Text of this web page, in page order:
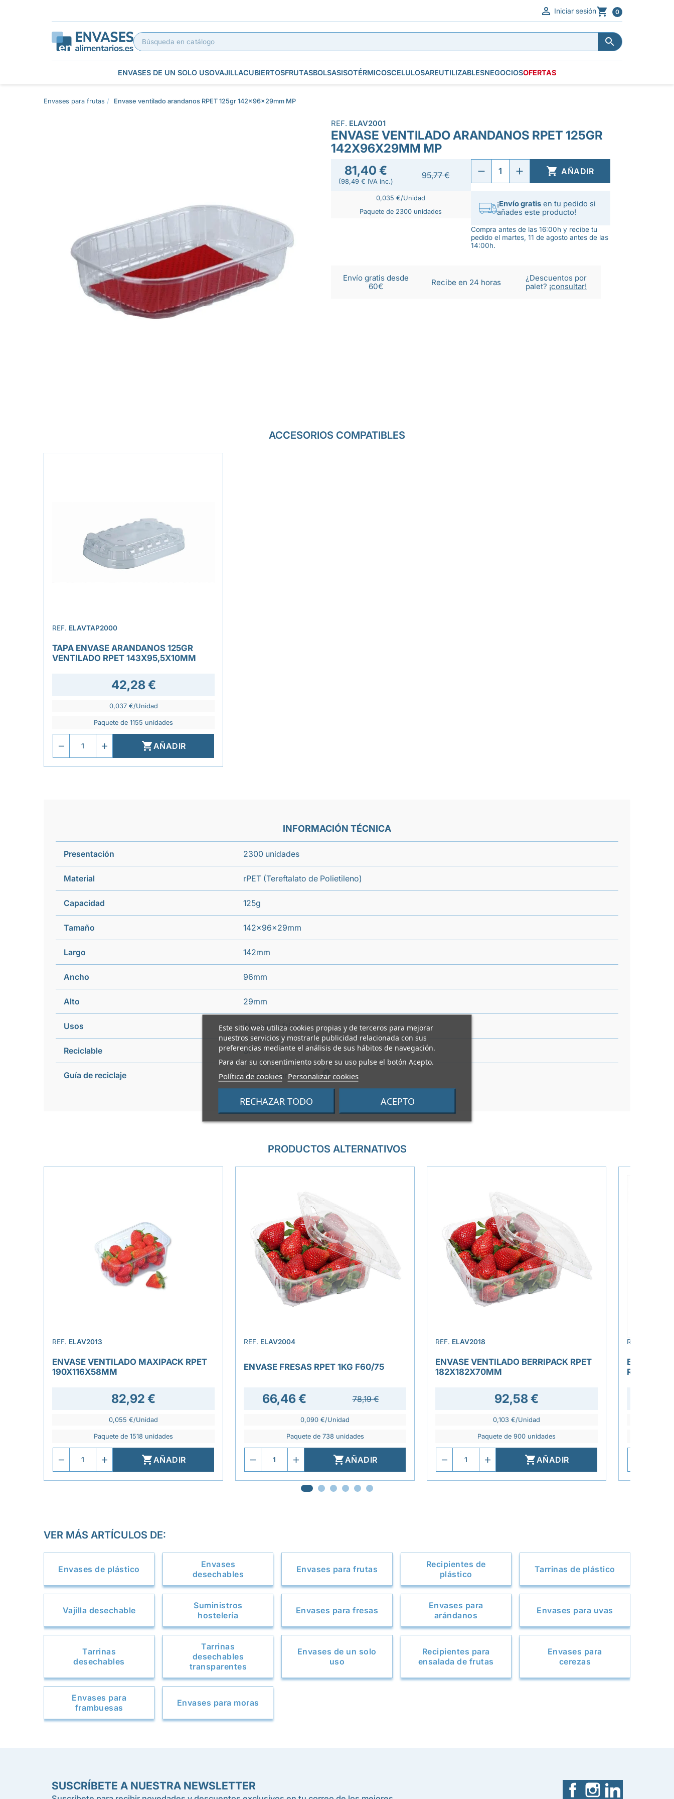
 Iniciar sesión 0


ENVASES DE UN SOLO USOVAJILLACUBIERTOSFRUTASBOLSASISOTÉRMICOSCELULOSAREUTILIZABLESNEGOCIOSOFERTAS
Este sitio web utiliza cookies propias y de terceros para mejorar
nuestros servicios y mostrarle publicidad relacionada con sus
preferencias mediante el análisis de sus hábitos de navegación.
Para dar su consentimiento sobre su uso pulse el botón Acepto.
Política de cookies Personalizar cookies
RECHAZAR TODO ACEPTO
Envases para frutas Envase ventilado arandanos RPET 125gr 142x96x29mm MP
REF. ELAV2001
ENVASE VENTILADO ARANDANOS RPET 125GR
142X96X29MM MP
81,40 €
(98,49 € IVA inc.)
95,77 €
0,035 €/Unidad
Paquete de 2300 unidades
 AÑADIR
¡Envío gratisen tu pedido si
añades este producto!
Compra antes de las 16:00h y recibe tu
pedido el martes, 11 de agosto antes de las
14:00h.
Envío gratis desde
60€
Recibe en 24 horas
¿Descuentos por
palet? ¡consultar!
ACCESORIOS COMPATIBLES
REF. ELAVTAP2000
TAPA ENVASE ARANDANOS 125GR
VENTILADO RPET 143X95,5X10MM
42,28 €
0,037 €/Unidad
Paquete de 1155 unidades
AÑADIR
INFORMACIÓN TÉCNICA
Presentación 2300 unidades
Material rPET (Tereftalato de Polietileno)
Capacidad 125g
Tamaño 142x96x29mm
Largo 142mm
Ancho 96mm
Alto 29mm
Usos Alimentos fríos
Reciclable Si
Guía de reciclaje Contenedor amarillo
PRODUCTOS ALTERNATIVOS
REF. ELAV2013
ENVASE VENTILADO MAXIPACK RPET
190X116X58MM
82,92 €
0,055 €/Unidad
Paquete de 1518 unidades
AÑADIR
REF. ELAV2004
ENVASE FRESAS RPET 1KG F60/75
66,46 € 78,19 €
0,090 €/Unidad
Paquete de 738 unidades
AÑADIR
REF. ELAV2018
ENVASE VENTILADO BERRIPACK RPET
182X182X70MM
92,58 €
0,103 €/Unidad
Paquete de 900 unidades
AÑADIR
REF.
RPET
VER MÁS ARTÍCULOS DE:
Envases de plástico
Envases
desechables
Envases para frutas
Recipientes de
plástico
Tarrinas de plástico
Vajilla desechable
Suministros
hostelería
Envases para fresas
Envases para
arándanos
Envases para uvas
Tarrinas
desechables
Tarrinas
desechables
transparentes
Envases de un solo
uso
Recipientes para
ensalada de frutas
Envases para
cerezas
Envases para
frambuesas
Envases para moras
SUSCRÍBETE A NUESTRA NEWSLETTER FacebookInstagram